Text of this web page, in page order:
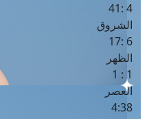
4 :41
الشروق
6 :17
الظهر
1 : 1
العصر
4:38